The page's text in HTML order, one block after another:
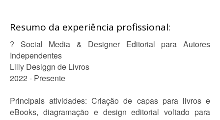
Resumo da experiência profissional:
? Social Media & Designer Editorial para Autores
Independentes
Lilly Desiggn de Livros
2022 - Presente
Principais atividades: Criação de capas para livros e
eBooks, diagramação e design editorial voltado para